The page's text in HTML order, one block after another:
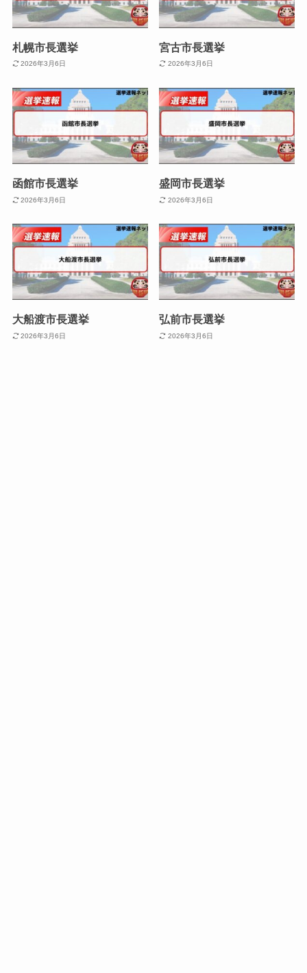
札幌市長選挙
2026年3月6日
宮古市長選挙
2026年3月6日
函館市長選挙
2026年3月6日
盛岡市長選挙
2026年3月6日
大船渡市長選挙
2026年3月6日
弘前市長選挙
2026年3月6日